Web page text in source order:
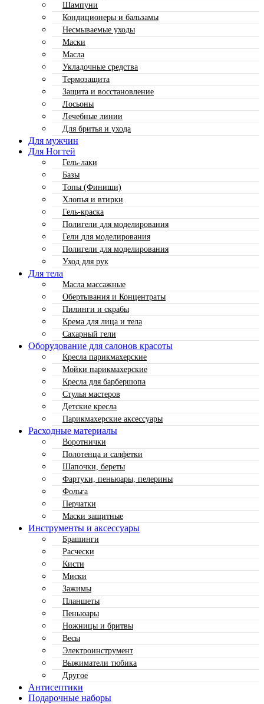
Шампуни
Кондиционеры и бальзамы
Несмываемые уходы
Маски
Масла
Укладочные средства
Термозащита
Защита и восстановление
Лосьоны
Лечебные линии
Для бритья и ухода
Для мужчин
Для Ногтей
Гель-лаки
Базы
Топы (Финиши)
Хлопья и втирки
Гель-краска
Полигели для моделирования
Гели для моделирования
Полигели для моделирования
Уход для рук
Для тела
Масла массажные
Обертывания и Концентраты
Пилинги и скрабы
Крема для лица и тела
Сахарный гели
Оборудование для салонов красоты
Кресла парикмахерские
Мойки парикмахерские
Кресла для барбершопа
Стулья мастеров
Детские кресла
Парикмахерские аксессуары
Расходные материалы
Воротнички
Полотенца и салфетки
Шапочки, береты
Фартуки, пеньюары, пелерины
Фольга
Перчатки
Маски защитные
Инструменты и аксессуары
Брашинги
Расчески
Кисти
Миски
Зажимы
Планшеты
Пеньюары
Ножницы и бритвы
Весы
Электроинструмент
Выжиматели тюбика
Другое
Антисептики
Подарочные наборы